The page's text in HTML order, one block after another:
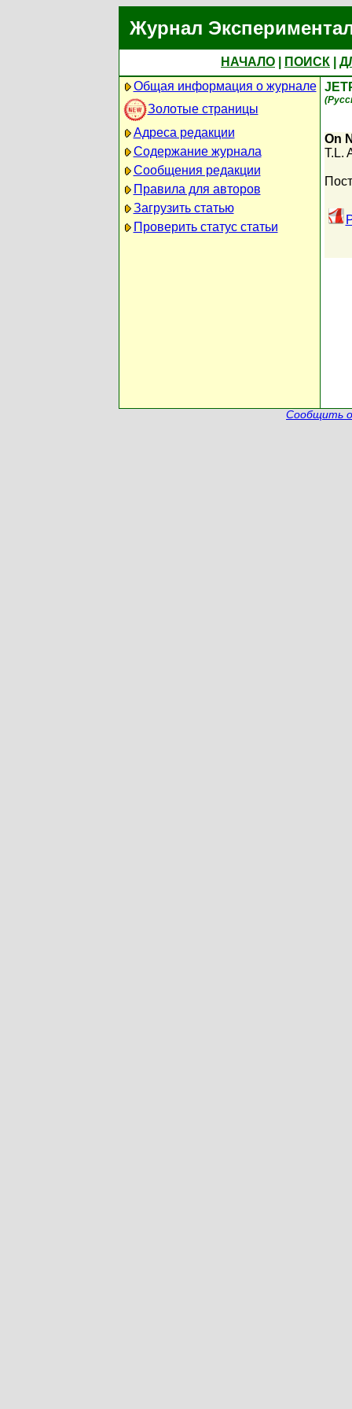
Журнал
НАЧАЛО ПОИСК
Общая информация о журнале
Золотые страницы
Адреса редакции
Содержание журнала
Сообщения редакции
Правила для авторов
Загрузить статью
Проверить статус статьи
On
T.L.
Сообщить о